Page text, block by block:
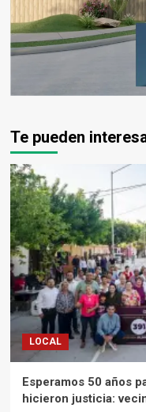
Te pueden
LOCAL
Esperamos 50 años
hicieron justicia: